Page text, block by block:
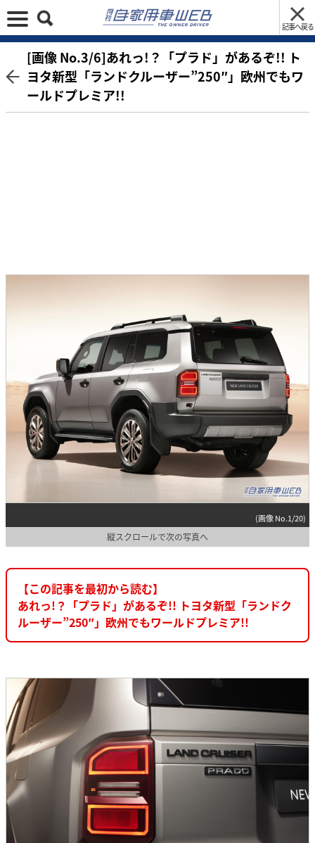
記事へ戻る
[画像 No.3/6]あれっ!？「プラド」があるぞ!! ト
ヨタ新型「ランドクルーザー”250″」欧州でもワ
ールドプレミア!!
(画像 No.1/20)
縦スクロールで次の写真へ
【この記事を最初から読む】
あれっ!？「プラド」があるぞ!! トヨタ新型「ランドク
ルーザー”250″」欧州でもワールドプレミア!!